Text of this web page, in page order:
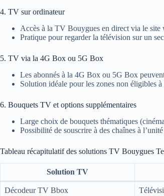
4. TV sur ordinateur
Accès à la TV Bouygues en direct via le site
Pratique pour regarder la télévision sur un
5. TV via la 4G Box ou 5G Box
Les abonnés à la 4G Box ou 5G Box
Solution idéale pour les zones non éligibles
6. Bouquets TV et options supplémentaires
Large choix de bouquets thématiques
Possibilité de souscrire à des chaînes à
Tableau récapitulatif des solutions TV Bouygues
Solution TV
Décodeur TV Bbox